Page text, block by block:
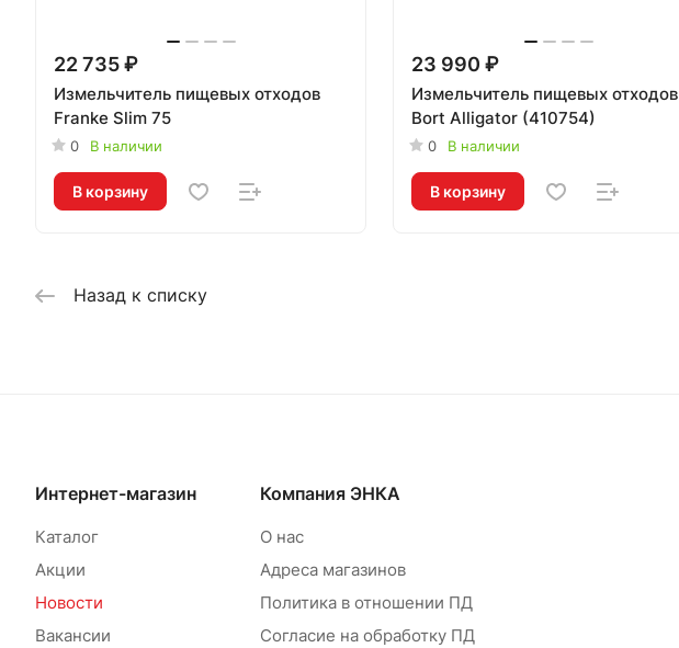
22 735 ₽
Измельчитель пищевых отходов
Franke Slim 75
0 В наличии
В корзину
23 990 ₽
Измельчитель пищевых отходов
Bort Alligator (410754)
0 В наличии
В корзину
Назад к списку
Интернет-магазин
Каталог
Акции
Новости
Вакансии
Компания ЭНКА
О нас
Адреса магазинов
Политика в отношении ПД
Согласие на обработку ПД